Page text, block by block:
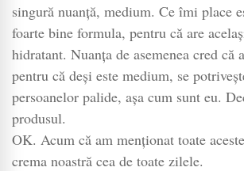
singură nuanță, medium. Ce îmi place
foarte bine formula, pentru că are
hidratant. Nuanța de asemenea cred că
pentru că deși este medium, se
persoanelor palide, așa cum sunt eu.
produsul.
OK. Acum că am menționat toate
crema noastră cea de toate zilele.